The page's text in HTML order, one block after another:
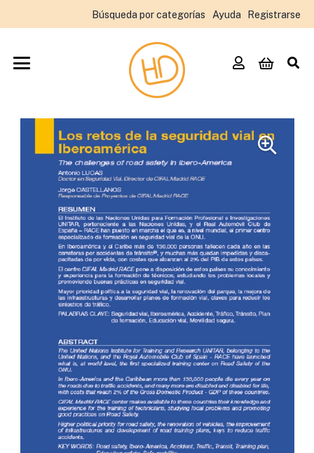
Búsqueda por categorías Ayuda Registrarse